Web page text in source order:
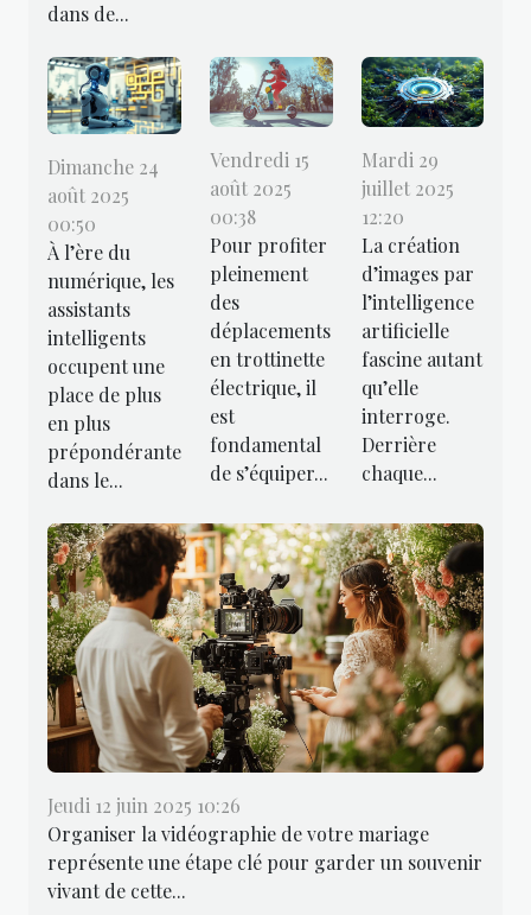
dans de...
Dimanche 24
août 2025
00:50
À l’ère du
numérique, les
assistants
intelligents
occupent une
place de plus
en plus
prépondérante
dans le...
Vendredi 15
août 2025
00:38
Pour profiter
pleinement
des
déplacements
en trottinette
électrique, il
est
fondamental
de s’équiper...
Mardi 29
juillet 2025
12:20
La création
d’images par
l’intelligence
artificielle
fascine autant
qu’elle
interroge.
Derrière
chaque...
Jeudi 12 juin 2025 10:26
Organiser la vidéographie de votre mariage
représente une étape clé pour garder un souvenir
vivant de cette...